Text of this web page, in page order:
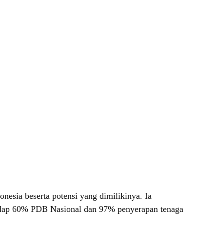
beserta potensi yang dimilikinya. Ia
60% PDB Nasional dan 97% penyerapan tenaga